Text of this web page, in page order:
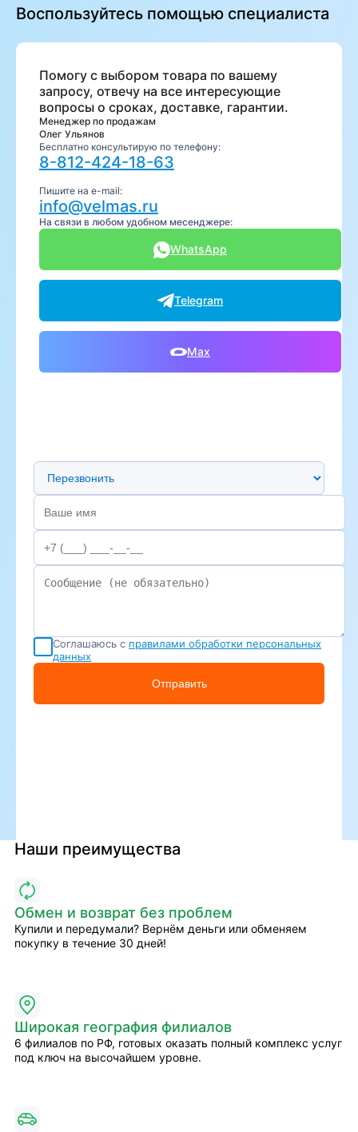
Воспользуйтесь помощью специалиста
Помогу с выбором товара по вашему
запросу, отвечу на все интересующие
вопросы о сроках, доставке, гарантии.
Менеджер по продажам
Олег Ульянов
Бесплатно консультирую по телефону:
8-812-424-18-63
Пишите на e-mail:
info@velmas.ru
На связи в любом удобном месенджере:
WhatsApp
Telegram
Max
Предпочтительный способ связи
Соглашаюсь с правилами обработки персональных
данных
Отправить
Наши преимущества
Обмен и возврат без проблем
Купили и передумали? Вернём деньги или обменяем
покупку в течение 30 дней!
Широкая география филиалов
6 филиалов по РФ, готовых оказать полный комплекс услуг
под ключ на высочайшем уровне.